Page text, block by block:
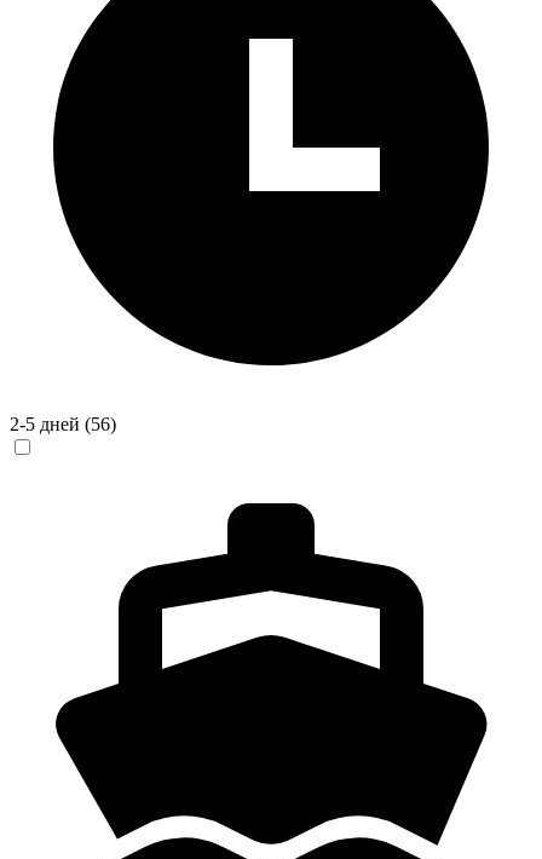
2-5 дней (56)